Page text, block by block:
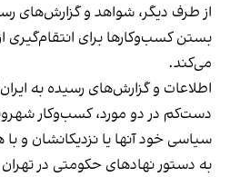
از طرف دیگر، شواهد و گزارش‌های
بستن کسب‌وکارها برای
می‌کند.
اطلاعات و گزارش‌های رسیده به
دست‌کم در دو مورد، کسب‌وکار
سیاسی خود آنها یا نزدیکانشان و
به دستور نهادهای حکومتی در